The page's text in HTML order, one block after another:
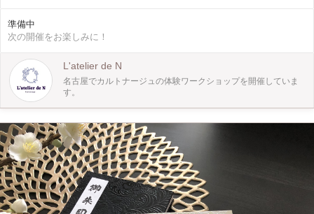
バティとベルギーLibecoリベコのヨーロピアンファブリックです。 ーーーーー
ーーーーーーーーーーーーーーー☆ こんな方におすすめのワークショップで
ブリックがお好きな方 ♡ハンドメイド、クラフト、工作がお好きな方 会場に託
児施設がございます。必要な方は事前に直接ご予約していただければ利用出来ま
す。 初めての方もご経験のある方も楽しめるワークショップです。 是非ご参加
下さい。
準備中
次の開催をお楽しみに！
L'atelier de N
名古屋でカルトナージュの体験ワークショップを開催していま
す。